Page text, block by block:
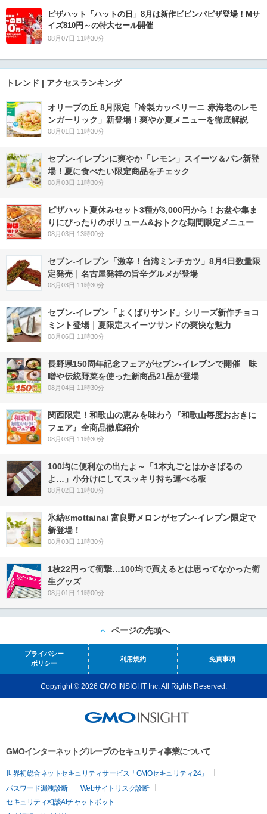
ピザハット「ハットの日」8月は新作ビビンバピザ登場！Mサ
イズ810円～の特大セール開催
08月07日 11時30分
トレンド | アクセスランキング
オリーブの丘 8月限定「冷製カッペリーニ 赤海老のレモ
ンガーリック」新登場！爽やか夏メニューを徹底解説
08月01日 11時30分
セブン‐イレブンに爽やか「レモン」スイーツ＆パン新登
場！夏に食べたい限定商品をチェック
08月03日 11時30分
ピザハット夏休みセット3種が3,000円から！お盆や集ま
りにぴったりのボリューム&おトクな期間限定メニュー
08月03日 13時00分
セブン-イレブン「激辛！台湾ミンチカツ」8月4日数量限
定発売｜名古屋発祥の旨辛グルメが登場
08月03日 11時30分
セブン‐イレブン「よくばりサンド」シリーズ新作チョコ
ミント登場｜夏限定スイーツサンドの爽快な魅力
08月06日 11時30分
長野県150周年記念フェアがセブン-イレブンで開催 味
噌や伝統野菜を使った新商品21品が登場
08月04日 11時30分
関西限定！和歌山の恵みを味わう『和歌山毎度おおきに
フェア』全商品徹底紹介
08月03日 11時30分
100均に便利なの出たよ～「1本丸ごとはかさばるの
よ…」小分けにしてスッキリ持ち運べる板
08月02日 11時00分
氷結®mottainai 富良野メロンがセブン‐イレブン限定で
新登場！
08月03日 11時30分
1枚22円って衝撃…100均で買えるとは思ってなかった衛
生グッズ
08月01日 11時00分
ページの先頭へ
プライバシー
ポリシー
利用規約 免責事項
Copyright © 2026 GMO INSIGHT Inc. All Rights Reserved.
GMOインターネットグループのセキュリティ事業について
世界初総合ネットセキュリティサービス「GMOセキュリティ24」
パスワード漏洩診断
Webサイトリスク診断
セキュリティ相談AIチャットボット